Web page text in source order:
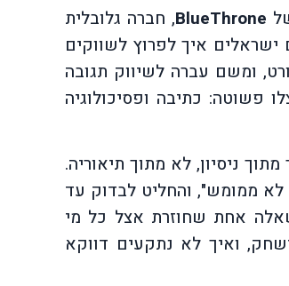
BlueThrone, חברה גלובלית
ישראלים איך לפרוץ לשווקים
ומשם עברה לשיווק תגובה
פשוטה: כתיבה ופסיכולוגיה
ניסיון, לא מתוך תיאוריה.
ממומש", והחליט לבדוק עד
אחת שחוזרת אצל כל מי
ואיך לא נתקעים דווקא